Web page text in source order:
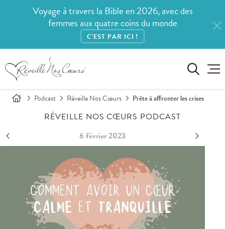
Voyage à travers la Bible en 2026, avec des
femmes aux quatre coins du monde
C'EST PAR ICI !
Podcast Réveille Nos Cœurs Prête à affronter les crises
RÉVEILLE NOS CŒURS PODCAST
6 février 2023